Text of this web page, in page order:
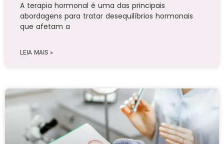
A terapia hormonal é uma das principais
abordagens para tratar desequilíbrios hormonais
que afetam a
LEIA MAIS »